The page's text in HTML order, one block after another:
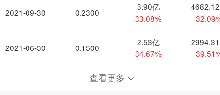
2021-09-30
2021-06-30
0.2300
3.90亿
33.08%
0.1500
2.53亿
34.67%
查看更多